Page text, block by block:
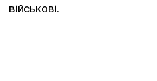
військові.